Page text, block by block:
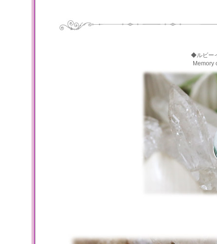
◆ルビー
Memory